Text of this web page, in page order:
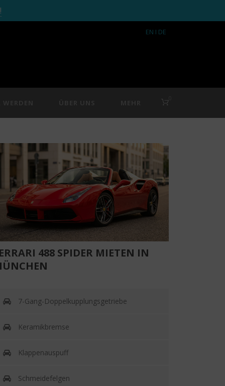
EN I DE
488 SPIDER MIETEN IN
7-Gang-Doppelkupplungsgetriebe
Keramikbremse
Klappenauspuff
Schmeidefelgen